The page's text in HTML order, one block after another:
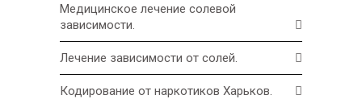
Медицинское лечение солевой
зависимости.
Лечение зависимости от солей.
Кодирование от наркотиков Харьков.